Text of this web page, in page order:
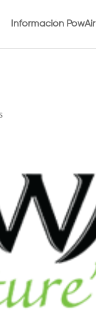
Información PowAir